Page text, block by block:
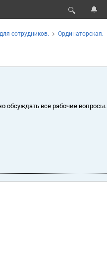
🔍 🔔
сотрудников. Ординаторская.
обсуждать все рабочие вопросы.